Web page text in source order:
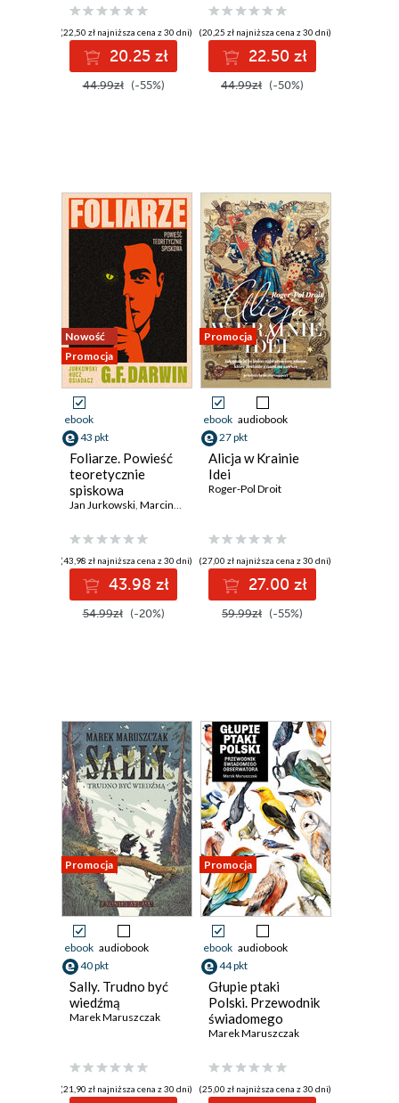
(22,50 zł najniższa cena z 30 dni)
20.25 zł
44.99zł (-55%)
(20,25 zł najniższa cena z 30 dni)
22.50 zł
44.99zł (-50%)
Nowość
Promocja
ebook
43 pkt
Foliarze. Powieść
teoretycznie
spiskowa
Jan Jurkowski, Marcin Osiadacz
(43,98 zł najniższa cena z 30 dni)
43.98 zł
54.99zł (-20%)
Promocja
ebook audiobook
27 pkt
Alicja w Krainie
Idei
Roger-Pol Droit
(27,00 zł najniższa cena z 30 dni)
27.00 zł
59.99zł (-55%)
Promocja
ebook audiobook
40 pkt
Sally. Trudno być
wiedźmą
Marek Maruszczak
(21,90 zł najniższa cena z 30 dni)
Promocja
ebook audiobook
44 pkt
Głupie ptaki
Polski. Przewodnik
świadomego
obserwatora
Marek Maruszczak
(25,00 zł najniższa cena z 30 dni)